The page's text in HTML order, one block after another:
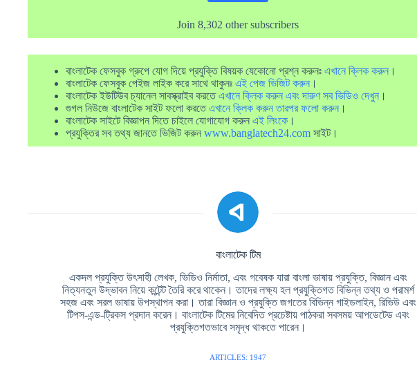
Join 8,302 other subscribers
বাংলাটেক ফেসবুক গ্রুপে যোগ দিয়ে প্রযুক্তি বিষয়ক যেকোনো প্রশ্ন করুনঃ এখানে ক্লিক করুন ।
বাংলাটেক ফেসবুক পেইজ লাইক করে সাথে থাকুনঃ এই পেজ ভিজিট করুন ।
বাংলাটেক ইউটিউব চ্যানেল সাবস্ক্রাইব করতেএখানে ক্লিক করুন এবং দারুণ সব ভিডিও দেখুন ।
গুগল নিউজে বাংলাটেক সাইট ফলো করতেএখানে ক্লিক করুন তারপর ফলো করুন ।
বাংলাটেক সাইটে বিজ্ঞাপন দিতে চাইলে যোগাযোগ করুন এই লিংকে ।
প্রযুক্তির সব তথ্য জানতে ভিজিট করুন www.banglatech24.com সাইট।
বাংলাটেক টিম
একদল প্রযুক্তি উৎসাহী লেখক, ভিডিও নির্মাতা, এবং গবেষক যারা বাংলা ভাষায় প্রযুক্তি, বিজ্ঞান এবং
নিত্যনতুন উদ্ভাবন নিয়ে কন্টেন্ট তৈরি করে থাকেন। তাদের লক্ষ্য হল প্রযুক্তিগত বিভিন্ন তথ্য ও পরামর্শ
সহজ এবং সরল ভাষায় উপস্থাপন করা। তারা বিজ্ঞান ও প্রযুক্তি জগতের বিভিন্ন গাইডলাইন, রিভিউ এবং
টিপস-এন্ড-ট্রিকস প্রদান করেন। বাংলাটেক টিমের নিবেদিত প্রচেষ্টায় পাঠকরা সবসময় আপডেটেড এবং
প্রযুক্তিগতভাবে সমৃদ্ধ থাকতে পারেন।
ARTICLES: 1947